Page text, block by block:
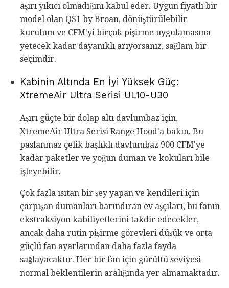
aşırı yıkıcı olmadığını kabul eder. Uygun fiyatlı bir
model olan QS1 by Broan, dönüştürülebilir
kurulum ve CFM'yi birçok pişirme uygulamasına
yetecek kadar dayanıklı arıyorsanız, sağlam bir
seçimdir.
Kabinin Altında En İyi Yüksek Güç:
XtremeAir Ultra Serisi UL10-U30
Aşırı güçte bir dolap altı davlumbaz için,
XtremeAir Ultra Serisi Range Hood'a bakın. Bu
paslanmaz çelik başlıklı davlumbaz 900 CFM'ye
kadar paketler ve yoğun duman ve kokuları bile
işleyebilir.
Çok fazla ısıtan bir şey yapan ve kendileri için
çarpışan dumanları barındıran ev aşçıları, bu fanın
ekstraksiyon kabiliyetlerini takdir edecekler,
ancak daha rutin pişirme görevleri düşük ve orta
güçlü fan ayarlarından daha fazla fayda
sağlayacaktır. Her bir fan için gürültü seviyesi
normal beklentilerin aralığında yer almamaktadır.